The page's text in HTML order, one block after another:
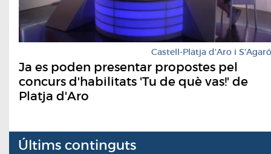
Castell-Platja d'Aro i S'Agaró
Ja es poden presentar propostes pel
concurs d'habilitats 'Tu de què vas!' de
Platja d'Aro
Últims continguts